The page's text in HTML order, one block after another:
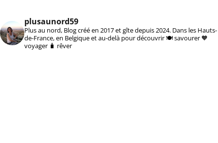
plusaunord59
Plus au nord, Blog créé en 2017 et gîte depuis 2024. Dans les Hauts-
de-France, en Belgique et au-delà pour découvrir 🍽️ savourer 🧡
voyager 🧳 rêver